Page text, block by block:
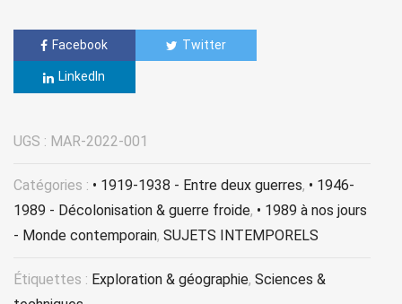
Facebook Twitter
LinkedIn
UGS : MAR-2022-001
Catégories : • 1919-1938 - Entre deux guerres, • 1946-
1989 - Décolonisation & guerre froide, • 1989 à nos jours
- Monde contemporain, SUJETS INTEMPORELS
Étiquettes : Exploration & géographie, Sciences &